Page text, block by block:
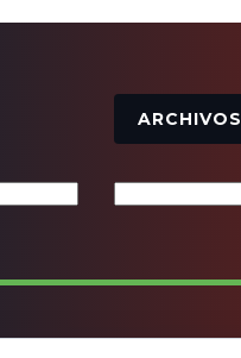
ARCHIVOS